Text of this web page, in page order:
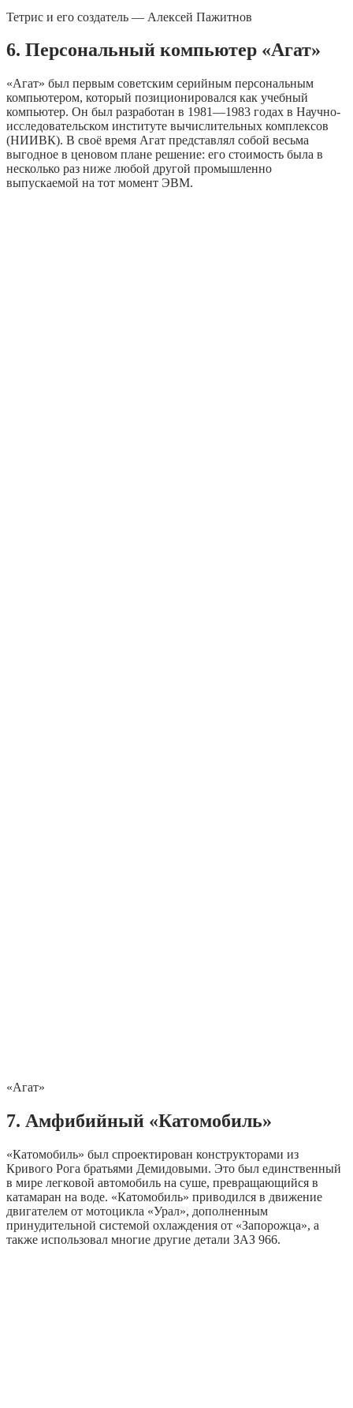
Тетрис и его создатель — Алексей Пажитнов
6. Персональный компьютер «Агат»
«Агат» был первым советским серийным персональным
компьютером, который позиционировался как учебный
компьютер. Он был разработан в 1981—1983 годах в Научно-
исследовательском институте вычислительных комплексов
(НИИВК). В своё время Агат представлял собой весьма
выгодное в ценовом плане решение: его стоимость была в
несколько раз ниже любой другой промышленно
выпускаемой на тот момент ЭВМ.
«Агат»
7. Амфибийный «Катомобиль»
«Катомобиль» был спроектирован конструкторами из
Кривого Рога братьями Демидовыми. Это был единственный
в мире легковой автомобиль на суше, превращающийся в
катамаран на воде. «Катомобиль» приводился в движение
двигателем от мотоцикла «Урал», дополненным
принудительной системой охлаждения от «Запорожца», а
также использовал многие другие детали ЗАЗ 966.